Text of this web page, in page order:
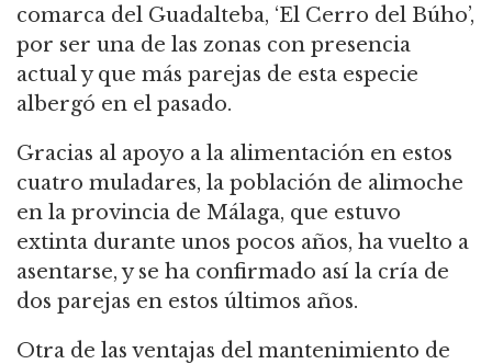
comarca del Guadalteba, ‘El Cerro del Búho’,
por ser una de las zonas con presencia
actual y que más parejas de esta especie
albergó en el pasado.
Gracias al apoyo a la alimentación en estos
cuatro muladares, la población de alimoche
en la provincia de Málaga, que estuvo
extinta durante unos pocos años, ha vuelto a
asentarse, y se ha confirmado así la cría de
dos parejas en estos últimos años.
Otra de las ventajas del mantenimiento de